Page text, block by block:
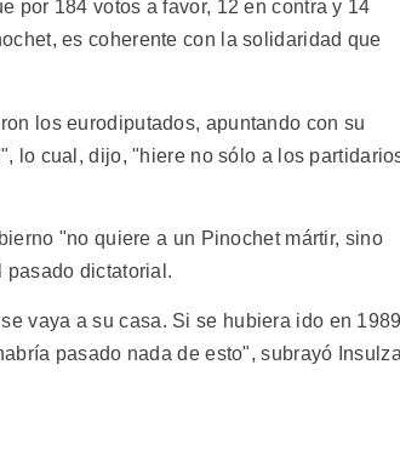
por 184 votos a favor, 12 en contra y 14
es coherente con la solidaridad que
los eurodiputados, apuntando con su
lo cual, dijo, "hiere no sólo a los
"no quiere a un Pinochet mártir, sino
pasado dictatorial.
vaya a su casa. Si se hubiera ido en
pasado nada de esto", subrayó